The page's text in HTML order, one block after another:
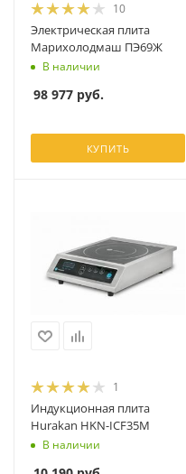
10
Электрическая плита
Марихолодмаш ПЭ69Ж
В наличии
98 977 руб.
КУПИТЬ
1
Индукционная плита
Hurakan HKN-ICF35M
В наличии